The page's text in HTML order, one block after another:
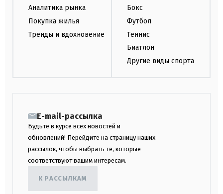
Аналитика рынка
Покупка жилья
Тренды и вдохновение
Бокс
Футбол
Теннис
Биатлон
Другие виды спорта
E-mail-рассылка
Будьте в курсе всех новостей и
обновлений! Перейдите на страницу наших
рассылок, чтобы выбрать те, которые
соответствуют вашим интересам.
К РАССЫЛКАМ